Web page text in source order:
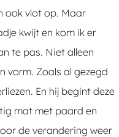
ook vlot op. Maar
kwijt en kom ik er
te pas. Niet alleen
vorm. Zoals al gezegd
En hij begint deze
mat met paard en
de verandering weer